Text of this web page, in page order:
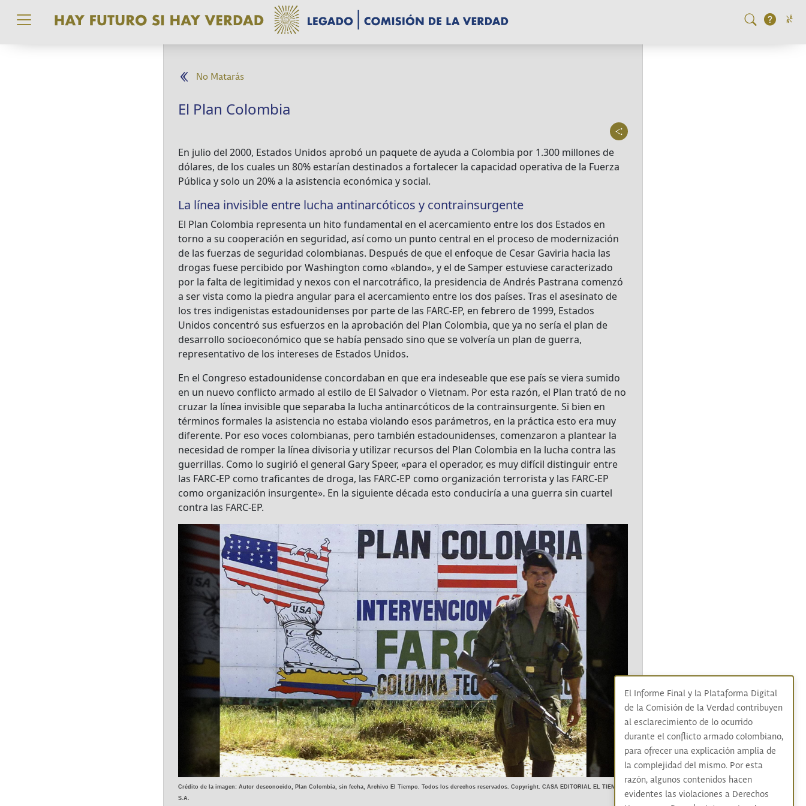
Pasar al contenido principal
No Matarás
El Plan Colombia
En julio del 2000, Estados Unidos aprobó un paquete de ayuda a Colombia por 1.300 millones de
dólares, de los cuales un 80% estarían destinados a fortalecer la capacidad operativa de la Fuerza
Pública y solo un 20% a la asistencia económica y social.
La línea invisible entre lucha antinarcóticos y contrainsurgente
El Plan Colombia representa un hito fundamental en el acercamiento entre los dos Estados en
torno a su cooperación en seguridad, así como un punto central en el proceso de modernización
de las fuerzas de seguridad colombianas. Después de que el enfoque de Cesar Gaviria hacia las
drogas fuese percibido por Washington como «blando», y el de Samper estuviese caracterizado
por la falta de legitimidad y nexos con el narcotráfico, la presidencia de Andrés Pastrana comenzó
a ser vista como la piedra angular para el acercamiento entre los dos países. Tras el asesinato de
los tres indigenistas estadounidenses por parte de las FARC-EP, en febrero de 1999, Estados
Unidos concentró sus esfuerzos en la aprobación del Plan Colombia, que ya no sería el plan de
desarrollo socioeconómico que se había pensado sino que se volvería un plan de guerra,
representativo de los intereses de Estados Unidos.
En el Congreso estadounidense concordaban en que era indeseable que ese país se viera sumido
en un nuevo conflicto armado al estilo de El Salvador o Vietnam. Por esta razón, el Plan trató de no
cruzar la línea invisible que separaba la lucha antinarcóticos de la contrainsurgente. Si bien en
términos formales la asistencia no estaba violando esos parámetros, en la práctica esto era muy
diferente. Por eso voces colombianas, pero también estadounidenses, comenzaron a plantear la
necesidad de romper la línea divisoria y utilizar recursos del Plan Colombia en la lucha contra las
guerrillas. Como lo sugirió el general Gary Speer, «para el operador, es muy difícil distinguir entre
las FARC-EP como traficantes de droga, las FARC-EP como organización terrorista y las FARC-EP
como organización insurgente». En la siguiente década esto conduciría a una guerra sin cuartel
contra las FARC-EP.
Crédito de la imagen: Autor desconocido, Plan Colombia, sin fecha, Archivo El Tiempo. Todos los derechos reservados. Copyright. CASA EDITORIAL EL TIEMPO
S.A.
El Informe Final y la Plataforma Digital
de la Comisión de la Verdad contribuyen
al esclarecimiento de lo ocurrido
durante el conflicto armado colombiano,
para ofrecer una explicación amplia de
la complejidad del mismo. Por esta
razón, algunos contenidos hacen
evidentes las violaciones a Derechos